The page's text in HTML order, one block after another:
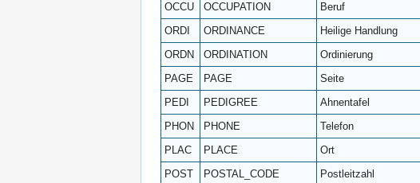
OCCU
OCCUPATION Beruf
ORDI
ORDINANCE Heilige Handlung
ORDN
ORDINATION Ordinierung
PAGE
PAGE Seite
PEDI
PEDIGREE Ahnentafel
PHON
PHONE Telefon
PLAC
PLACE Ort
POST
POSTAL_CODE Postleitzahl